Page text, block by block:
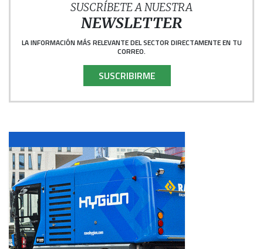
SUSCRÍBETE A NUESTRA
NEWSLETTER
LA INFORMACIÓN MÁS RELEVANTE DEL SECTOR DIRECTAMENTE EN TU
CORREO.
SUSCRIBIRME